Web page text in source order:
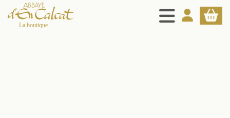
MENU
MON PANIER